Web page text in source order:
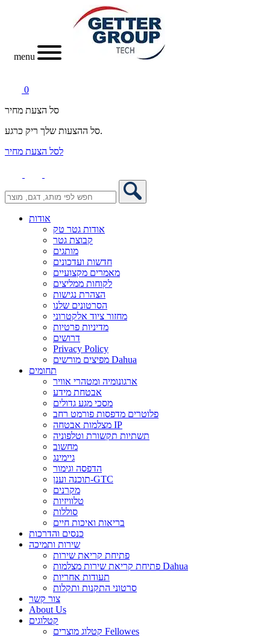
menu
0
סל הצעת מחיר
סל ההצעות שלך ריק כרגע.
לסל הצעת מחיר
אודות
אודות גטר טק
קבוצת גטר
מותגים
חדשות ועדכונים
מאמרים מקצועיים
לקוחות ממליצים
הצהרת נגישות
הסרטונים שלנו
מחזור ציוד אלקטרוני
מדיניות פרטיות
דרושים
Privacy Policy
מפיצים מורשים Dahua
תחומים
ארגונומיה ומטהרי אוויר
אבטחת מידע
מסכי מגע גדולים
פלוטרים מדפסות פורמט רחב
מצלמות אבטחה IP
תשתיות תקשורת וטלפוניה
מחשוב
גיימינג
הדפסה וגימור
תוכנה וענן-GTC
מקרנים
טלוויזיות
סוללות
בריאות ואיכות חיים
כנסים והדרכות
שירות ותמיכה
פתיחת קריאת שירות
פתיחת קריאת שירות מצלמות Dahua
תעודות אחריות
סרטוני התקנות ותקלות
צור קשר
About Us
קטלוגים
קטלוג מוצרים Fellowes